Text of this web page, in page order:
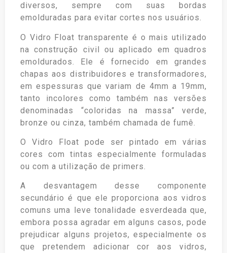
diversos, sempre com suas bordas
emolduradas para evitar cortes nos usuários.
O Vidro Float transparente é o mais utilizado
na construção civil ou aplicado em quadros
emoldurados. Ele é fornecido em grandes
chapas aos distribuidores e transformadores,
em espessuras que variam de 4mm a 19mm,
tanto incolores como também nas versões
denominadas “coloridas na massa” verde,
bronze ou cinza, também chamada de fumê.
O Vidro Float pode ser pintado em várias
cores com tintas especialmente formuladas
ou com a utilização de primers.
A desvantagem desse componente
secundário é que ele proporciona aos vidros
comuns uma leve tonalidade esverdeada que,
embora possa agradar em alguns casos, pode
prejudicar alguns projetos, especialmente os
que pretendem adicionar cor aos vidros,